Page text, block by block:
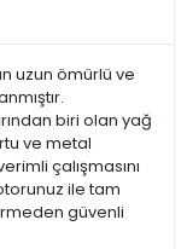
uzun ömürlü ve
biri olan yağ
ve metal
çalışmasını
ile tam
güvenli